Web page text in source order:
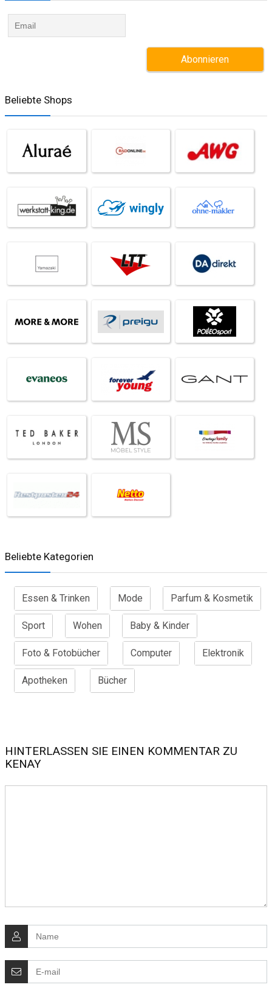
Beliebte Shops
Beliebte Kategorien
Essen & Trinken Mode Parfum & Kosmetik
Sport Wohen Baby & Kinder
Foto & Fotobücher Computer Elektronik
Apotheken Bücher
HINTERLASSEN SIE EINEN KOMMENTAR ZU
KENAY